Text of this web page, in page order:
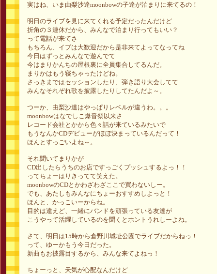
実はね、いま由梨沙達moonbowの子達が泊まりに来てるの！
明日のライブを見に来てくれる予定だったんだけど
折角の３連休だから、みんなで泊まり行ってもいい？
って電話が来てさ
もちろん、イブは大歓迎だから是非来てよってなってね
今日はずっとみんなで遊んでて
今はまりかんちの屋根裏に全員集合してるんだ。
まりかはもう寝ちゃったけどね。
さっきまではセッションしたり、弾き語り大会してて
みんなそれぞれ歌を披露したりしてたんだよ～。
つーか、由梨沙達はやっぱりレベルが違うわ。。。
moonbowはなでしこ爆音祭以来さ
レコード会社とかから色々話が来ているみたいで
もうなんかCDデビューがほぼ決まっているんだって！
ほんとすっごいよね～。
それ聞いてまりかが
CD出したらうちのお店ですっごくプッシュするよっ！！
ってちょーはりきってて笑えた。
moonbowのCDとかわざわざここで買わないしー。
でも、あたしもみんなにちょーおすすめしよっと！
ほんと、かっこいーからね。
目的は違えど、一緒にバンドを頑張っている友達が
こうやって活躍しているのを聞くとホントうれしーよね。
さて、明日は15時から倉野川城址公園でライブだからねっ！
って、ゆーかもう今日だった。
新曲もお披露目するから、みんな来てよねっ！
ちょーっと、天気が心配なんだけど